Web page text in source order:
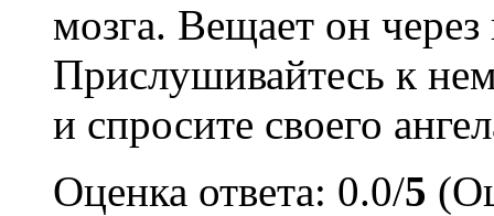
мозга. Вещает он
Прислушивайтесь к
и спросите своего
Оценка ответа: 0.0/5